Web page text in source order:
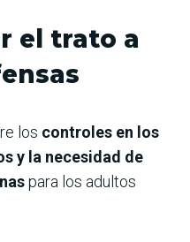
el trato a
los controles en los
y la necesidad de
para los adultos